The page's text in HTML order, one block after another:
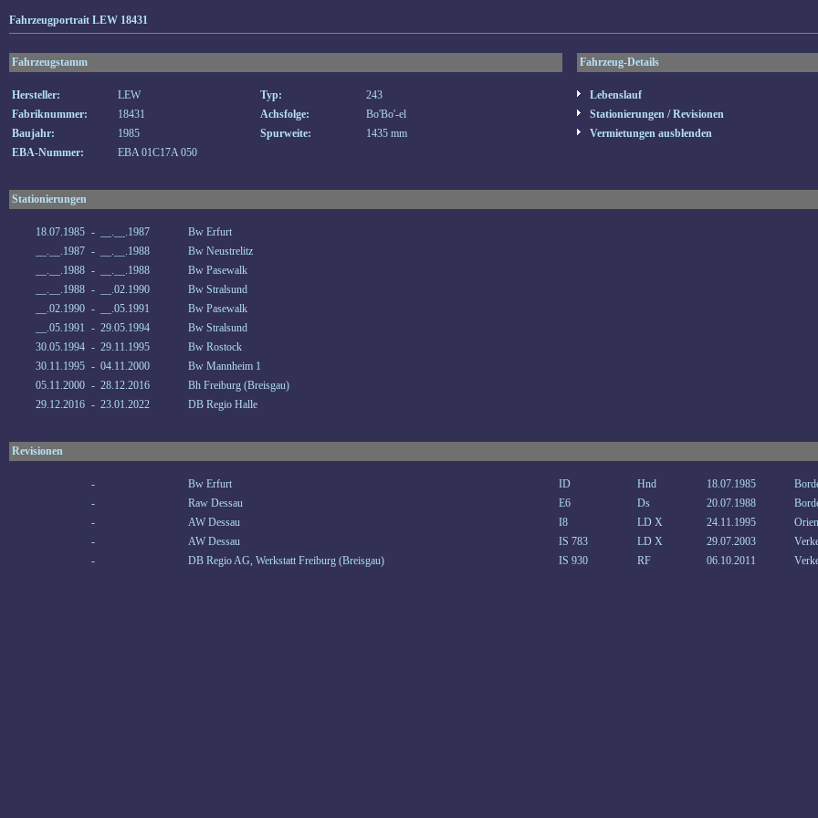
Fahrzeugportrait LEW 18431
Fahrzeugstamm Fahrzeug-Details
Hersteller: LEW Typ: 243
Lebenslauf
Fabriknummer:
18431 Achsfolge: Bo'Bo'-el
Stationierungen / Revisionen
Baujahr:
1985 Spurweite: 1435 mm
Vermietungen ausblenden
EBA-Nummer:
EBA 01C17A 050
Stationierungen
18.07.1985 - __.__.1987
Bw Erfurt
__.__.1987 - __.__.1988
Bw Neustrelitz
__.__.1988 - __.__.1988
Bw Pasewalk
__.__.1988 - __.02.1990
Bw Stralsund
__.02.1990 - __.05.1991
Bw Pasewalk
__.05.1991 - 29.05.1994
Bw Stralsund
30.05.1994 - 29.11.1995
Bw Rostock
30.11.1995 - 04.11.2000
Bw Mannheim 1
05.11.2000 - 28.12.2016
Bh Freiburg (Breisgau)
29.12.2016 - 23.01.2022 DB Regio Halle
Revisionen
- Bw Erfurt ID Hnd 18.07.1985
-
Raw Dessau E6 Ds 20.07.1988
-
AW Dessau I8 LD X 24.11.1995
-
AW Dessau IS 783 LD X 29.07.2003
-
DB Regio AG, Werkstatt Freiburg (Breisgau) IS 930 RF 06.10.2011